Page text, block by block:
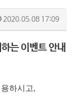
2020.05.08 17:09
는 이벤트 안내
하시고,